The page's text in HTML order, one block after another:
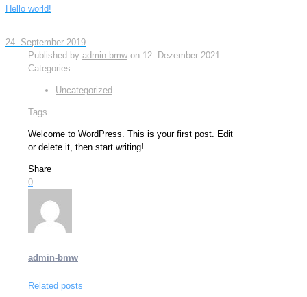
Hello world!
24. September 2019
Published by admin-bmw on 12. Dezember 2021
Categories
Uncategorized
Tags
Welcome to WordPress. This is your first post. Edit
or delete it, then start writing!
Share
0
admin-bmw
Related posts